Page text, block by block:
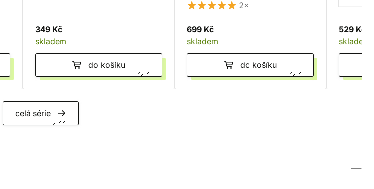
349 Kč
skladem
do košíku
2×
699 Kč
skladem
do košíku
529 Kč
skladem
celá série